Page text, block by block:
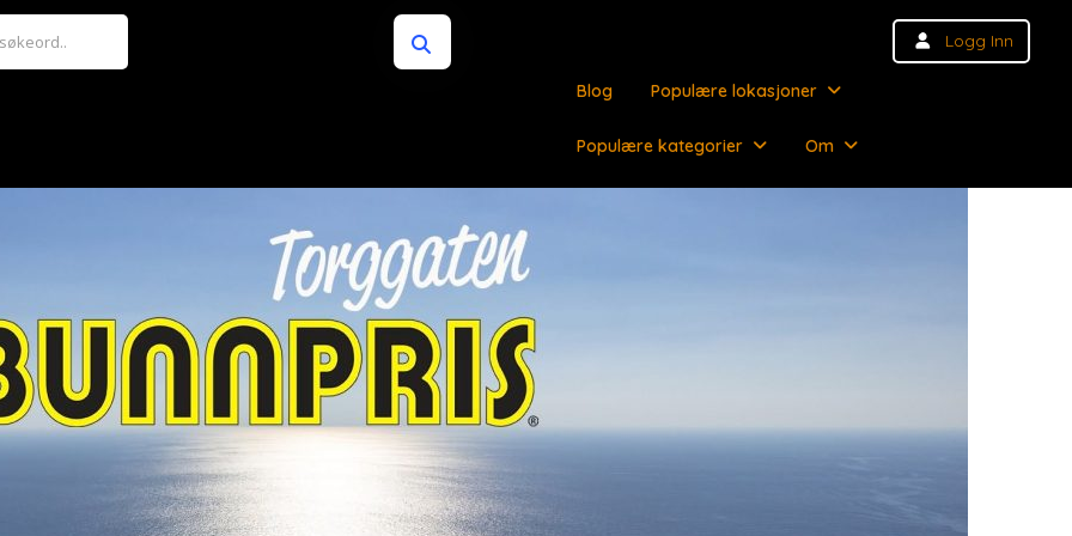
Logg Inn
Blog Populære lokasjoner
Populære kategorier Om